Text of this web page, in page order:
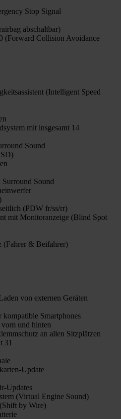
Stop Signal
abschaltbar)
(Forward Collision Avoidance
(Intelligent Speed
mit insgesamt 14
Sound
Surround Sound
(PDW fr/ss/rr)
mit Monitoranzeige (Blind Spot
(Fahrer & Beifahrer)
von externen Geräten
Smartphones
vorn und hinten
an allen Sitzplätzen
31
Update
Updates
(Virtual Engine Sound)
by Wire)